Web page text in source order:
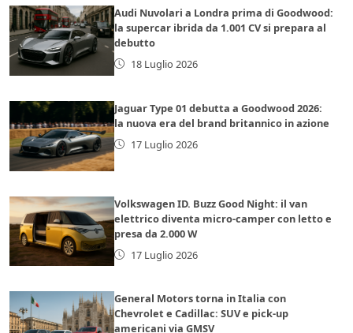
Audi Nuvolari a Londra prima di Goodwood:
la supercar ibrida da 1.001 CV si prepara al
debutto
18 Luglio 2026
Jaguar Type 01 debutta a Goodwood 2026:
la nuova era del brand britannico in azione
17 Luglio 2026
Volkswagen ID. Buzz Good Night: il van
elettrico diventa micro-camper con letto e
presa da 2.000 W
17 Luglio 2026
General Motors torna in Italia con
Chevrolet e Cadillac: SUV e pick-up
americani via GMSV